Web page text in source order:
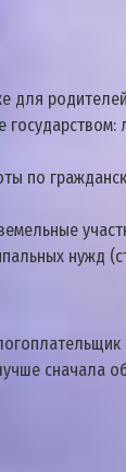
пo
нyжд
cнaчaлa